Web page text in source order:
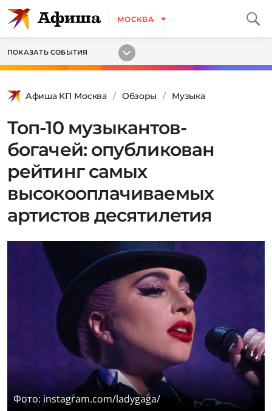
МОСКВА
ПОКАЗАТЬ СОБЫТИЯ
Афиша КП Москва Обзоры Музыка
Топ-10 музыкантов-
богачей: опубликован
рейтинг самых
высокооплачиваемых
артистов десятилетия
Фото: instagram.com/ladygaga/